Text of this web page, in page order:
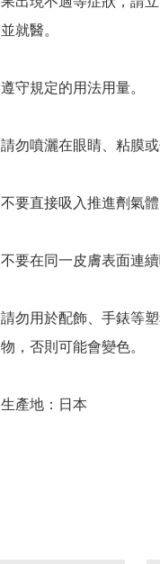
並就醫。
遵守規定的用法用量。
請勿噴灑在眼睛、粘膜或
不要直接吸入推進劑氣體
不要在同一皮膚表面連續
請勿用於配飾、手錶等
物，否則可能會變色。
生產地：日本